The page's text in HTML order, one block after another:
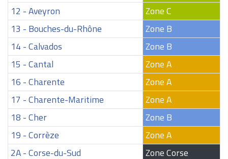
12 - Aveyron
Zone C
13 - Bouches-du-Rhône
Zone B
14 - Calvados
Zone B
15 - Cantal
Zone A
16 - Charente
Zone A
17 - Charente-Maritime
Zone A
18 - Cher
Zone B
19 - Corrèze
Zone A
2A - Corse-du-Sud
Zone Corse